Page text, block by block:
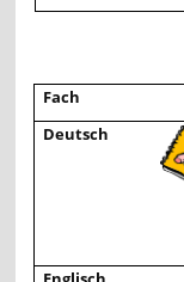
Fach
Deutsch